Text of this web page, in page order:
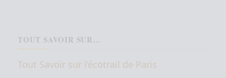
TOUT SAVOIR SUR…
Tout Savoir sur l’écotrail de Paris